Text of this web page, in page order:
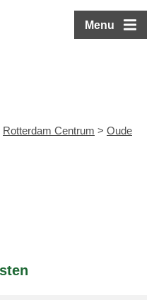
Menu
Rotterdam Centrum > Oude